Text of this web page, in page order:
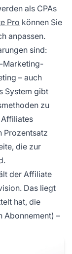
als CPAs
Pro können Sie
anpassen.
sind:
Marketing-
– auch
System gibt
zu
Prozentsatz
die zur
der Affiliate
Das liegt
hat, die
Abonnement) –